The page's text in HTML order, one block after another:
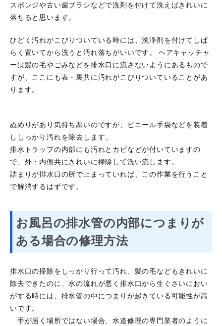
スポンジや古い歯ブラシなどで洗剤を付けて洗えばきれいに
落ちると思います。
ひどく汚れがこびりついている時には、洗浄剤を付けてしば
らく置いてから洗うと汚れ落ちがいいです。 ヘアキャッチャ
ーは髪の毛やごみなどを排水口に流さないようにあるもので
すが、ここにも表・裏共に汚れがこびりついていることがあ
ります。
ぬめりがあり気持ち悪いのですが、ビニール手袋などを装着
ししっかり汚れを除去します。
排水トラップの内部にも汚れとカビなどが付いていますの
で、外・内側共にきれいに掃除して洗い流します。
詰まりが排水口の所で止まっていれば、この作業を行うこと
で解消するはずです。
お風呂の排水管の内部につまりが
ある場合の修理方法
排水口の掃除をしっかり行って汚れ、髪の毛などもきれいに
除去できたのに、水の流れが悪く排水口から生ぐさいにおい
がする時には、排水管の中につまりが起きている可能性が高
いです。
手が届く場所ではない場合、水道修理の専門業者のように